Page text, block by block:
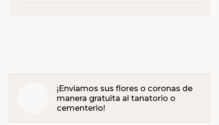
¡Enviamos sus flores o coronas de
manera gratuita al tanatorio o
cementerio!